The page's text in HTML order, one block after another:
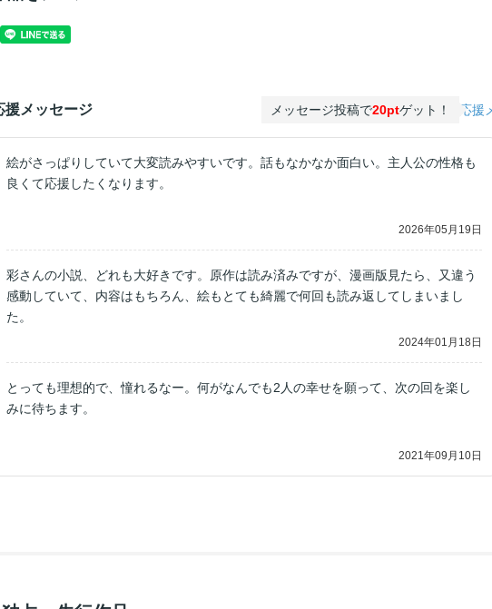
援メッセージ メッセージ投稿で20ptゲット！ 応援
絵がさっぱりしていて大変読みやすいです。話もなかなか面白い。主人公の性格も
良くて応援したくなります。
2026年05月19日
彩さんの小説、どれも大好きです。原作は読み済みですが、漫画版見たら、又違う
感動していて、内容はもちろん、絵もとても綺麗で何回も読み返してしまいまし
た。
2024年01月18日
とっても理想的で、憧れるなー。何がなんでも2人の幸せを願って、次の回を楽し
みに待ちます。
2021年09月10日